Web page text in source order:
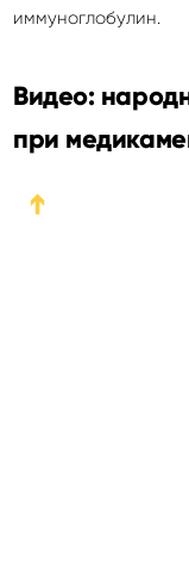
иммуноглобулин.
Видео:
при
➔